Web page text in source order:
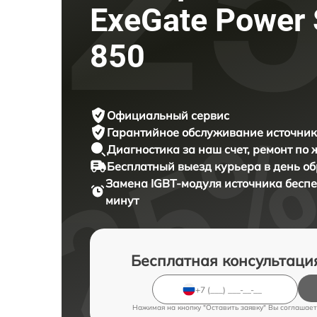
ExeGate
850
Официальный сервис
Гарантийное обслуживание
Диагностика за наш счет, ремонт по
Бесплатный выезд курьера в день
Замена IGBT-модуля источника
минут
Бесплатная
Нажимая на кнопку "Оставить заявку" Вы